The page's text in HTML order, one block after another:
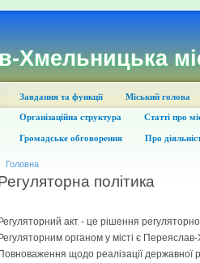
Хмельницька
Завдання та функції Міський голова
Організаційна структура Статті про
Громадське обговорення Про
Головна
політика
Регуляторний акт - це рішення
Регуляторним органом у місті є
Повноваження щодо реалізації державної